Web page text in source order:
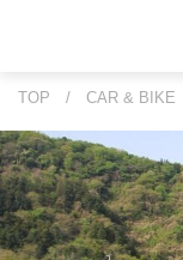
TOP / CAR & BIKE